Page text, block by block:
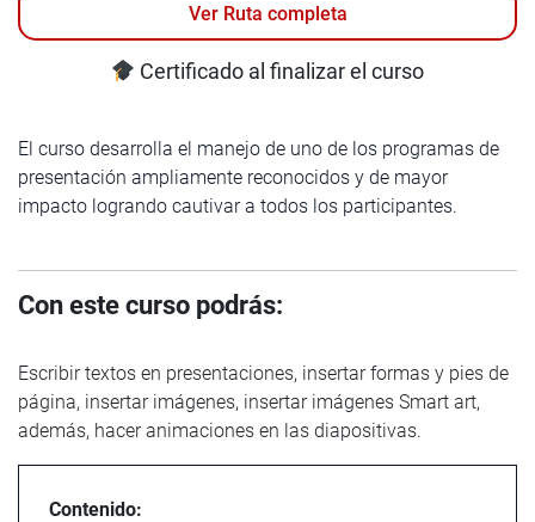
Ver Ruta completa
Certificado al finalizar el curso
El curso desarrolla el manejo de uno de los programas de
presentación ampliamente reconocidos y de mayor
impacto logrando cautivar a todos los participantes.
Con este curso podrás:
Escribir textos en presentaciones, insertar formas y pies de
página, insertar imágenes, insertar imágenes Smart art,
además, hacer animaciones en las diapositivas.
Contenido: